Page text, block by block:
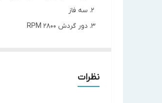
سه فاز
دور گردش 2800 RPM
مدل
نظرات